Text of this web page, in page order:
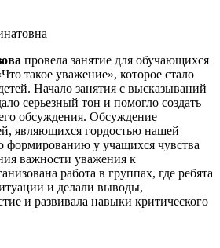
провела занятие для обучающихся
такое уважение», которое стало
Начало занятия с высказываний
серьезный тон и помогло создать
обсуждения. Обсуждение
являющихся гордостью нашей
формированию у учащихся чувства
важности уважения к
работа в группах, где ребята
и делали выводы,
и развивала навыки критического